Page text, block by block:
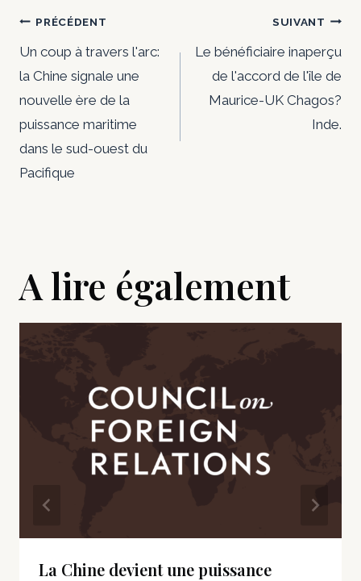
Navigation
de
l’article
PRÉCÉDENT
Un coup à travers l'arc:
la Chine signale une
nouvelle ère de la
puissance maritime
dans le sud-ouest du
Pacifique
SUIVANT
Le bénéficiaire inaperçu
de l'accord de l'île de
Maurice-UK Chagos?
Inde.
A lire également
La Chine devient une puissance